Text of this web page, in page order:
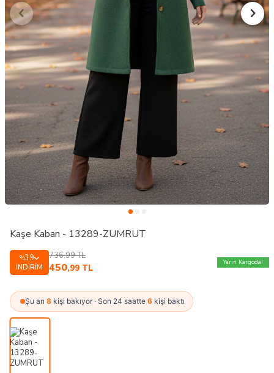
Kaşe Kaban - 13289-ZUMRUT
%39
İNDIRIM
736,99TL
450,99 TL
Yarın Kargoda!
Şu an 8 kişi bakıyor · Son 24 saatte 6 kişi baktı